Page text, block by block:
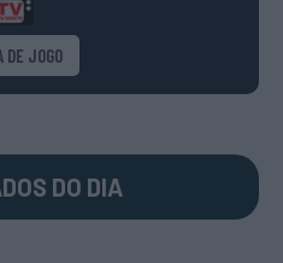
DE JOGO
DO DIA